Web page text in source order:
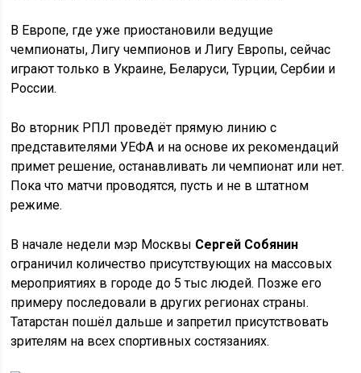
В Европе, где уже приостановили ведущие
чемпионаты, Лигу чемпионов и Лигу Европы, сейчас
играют только в Украине, Беларуси, Турции, Сербии и
России.
Во вторник РПЛ проведёт прямую линию с
представителями УЕФА и на основе их рекомендаций
примет решение, останавливать ли чемпионат или нет.
Пока что матчи проводятся, пусть и не в штатном
режиме.
В начале недели мэр Москвы Сергей Собянин
ограничил количество присутствующих на массовых
мероприятиях в городе до 5 тыс людей. Позже его
примеру последовали в других регионах страны.
Татарстан пошёл дальше и запретил присутствовать
зрителям на всех спортивных состязаниях.